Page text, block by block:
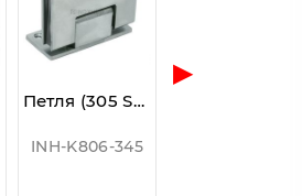
Петля (305 SSS) стена-стекло (без фаски) одностороннее крепление, нерж. сталь матовая
INH-K806-345
▶